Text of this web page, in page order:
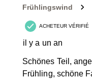
Frühlingswind
ACHETEUR VÉRIFIÉ
il y a un an
Schönes Teil,
Frühling, schöne